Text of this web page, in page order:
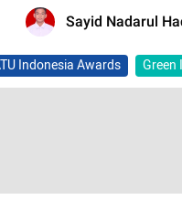
Sayid Nadarul
Indonesia Awards Green